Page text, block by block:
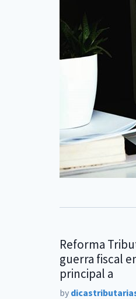
Reforma
guerra fiscal
principal a
by